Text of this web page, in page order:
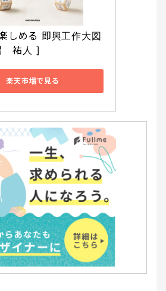
しめる 即興工作大図
祐人 ]
楽天市場で見る